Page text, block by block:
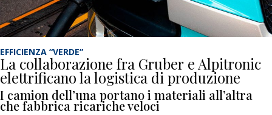
EFFICIENZA “VERDE”
La collaborazione fra Gruber e Alpitronic
elettrificano la logistica di produzione
I camion dell’una portano i materiali all’altra
che fabbrica ricariche veloci